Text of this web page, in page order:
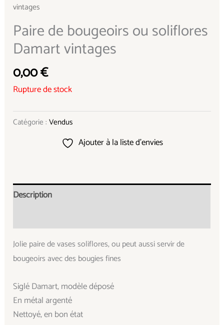
vintages
Paire de bougeoirs ou soliflores
Damart vintages
0,00€
Rupture de stock
Catégorie :Vendus
Ajouter à la liste d’envies
Description
Jolie paire de vases soliflores, ou peut aussi servir de
bougeoirs avec des bougies fines
Siglé Damart, modèle déposé
En métal argenté
Nettoyé, en bon état